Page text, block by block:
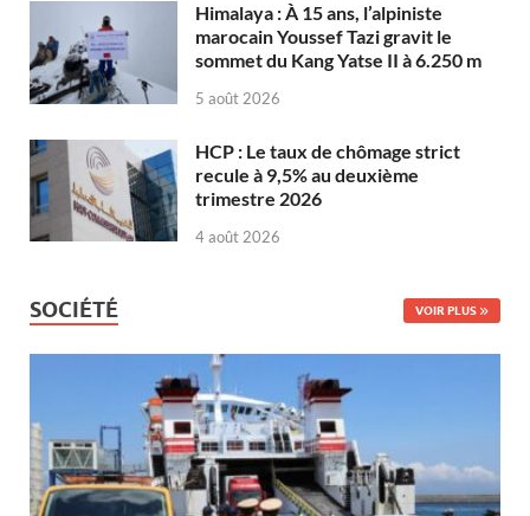
Himalaya : À 15 ans, l’alpiniste
marocain Youssef Tazi gravit le
sommet du Kang Yatse II à 6.250 m
5 août 2026
HCP : Le taux de chômage strict
recule à 9,5% au deuxième
trimestre 2026
4 août 2026
SOCIÉTÉ VOIR PLUS